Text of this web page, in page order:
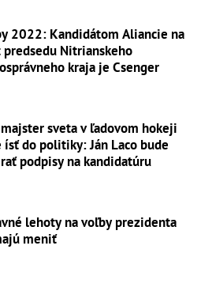
2022: Kandidátom Aliancie na
predsedu Nitrianskeho
kraja je Csenger
sveta v ľadovom hokeji
ísť do politiky: Ján Laco bude
podpisy na kandidatúru
lehoty na voľby prezidenta
meniť